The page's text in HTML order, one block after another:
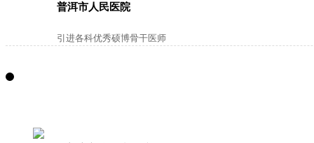
普洱市人民医院
引进各科优秀硕博骨干医师